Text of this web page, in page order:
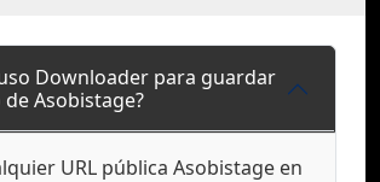
Downloader para guardar
Asobistage?
URL pública Asobistage en